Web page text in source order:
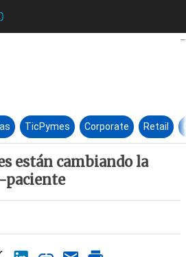
Las redes sociales están
TicPymes Corporate Retail
están cambiando la
paciente